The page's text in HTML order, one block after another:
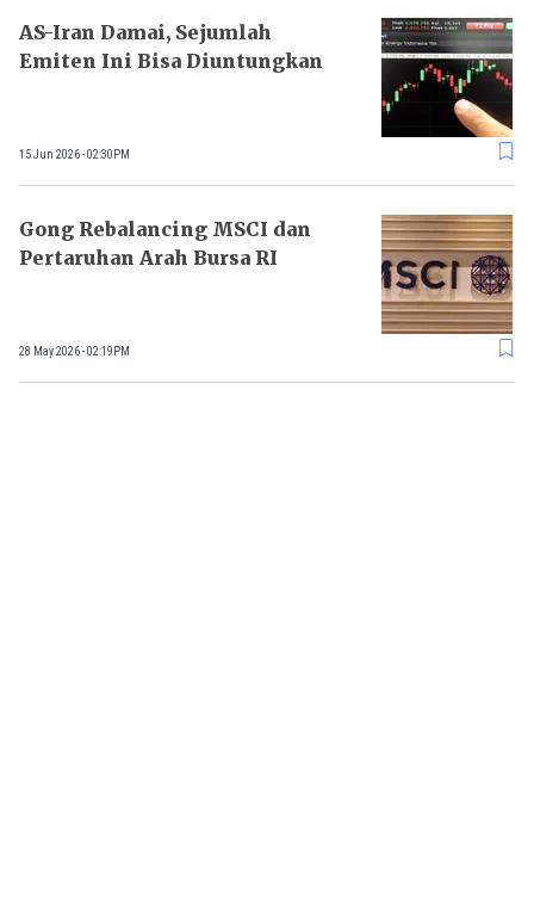
AS-Iran Damai, Sejumlah
Emiten Ini Bisa Diuntungkan
15 Jun 2026 - 02:30PM
Gong Rebalancing MSCI dan
Pertaruhan Arah Bursa RI
28 May 2026 - 02:19PM